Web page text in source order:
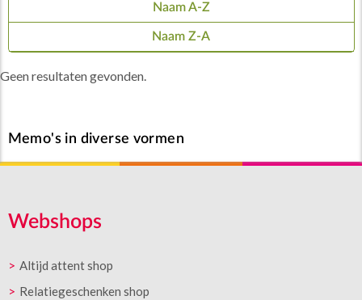
Naam A-Z
Naam Z-A
Geen resultaten gevonden.
Memo's in diverse vormen
Webshops
Altijd attent shop
Relatiegeschenken shop